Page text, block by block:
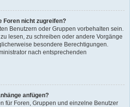
Foren nicht zugreifen?
Benutzern oder Gruppen vorbehalten sein.
lesen, zu schreiben oder andere Vorgänge
besondere Berechtigungen.
nach entsprechenden
anfügen?
für Foren, Gruppen und einzelne Benutzer